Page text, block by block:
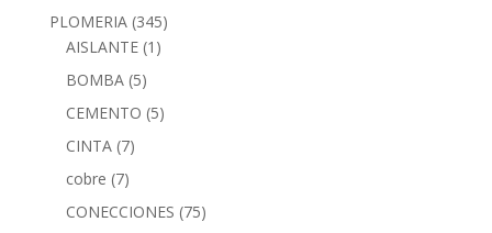
PLOMERIA (345)
AISLANTE (1)
BOMBA (5)
CEMENTO (5)
CINTA (7)
cobre (7)
CONECCIONES (75)